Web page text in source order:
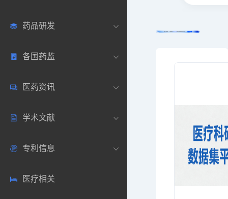
中国常用
药圈资讯
邮箱登录
药典网站
药品研发
药研数据库
药品说明书
药物临床
生物数据库
药品市场信息
各国药监
中国
美国
欧洲
日本
医药资讯
医药新闻
医药论坛
药研咨询
学术文献
学术搜索
SciHub文献
专利信息
各国专利局官方查询
医疗相关